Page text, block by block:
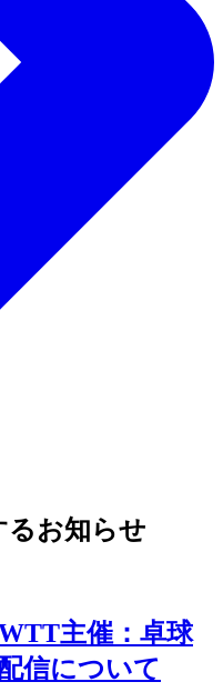
るお知らせ
主催：卓球
信について